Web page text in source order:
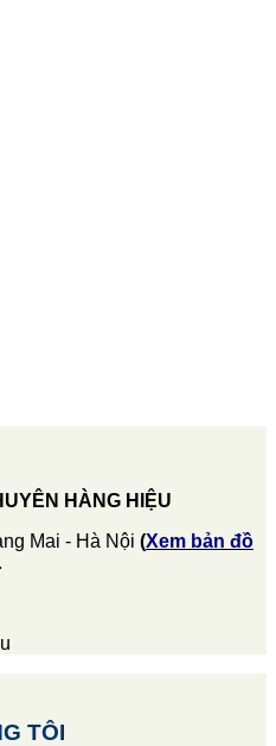
HÀNG HIỆU
Mai - Hà Nội (Xem bản đồ
TÔI